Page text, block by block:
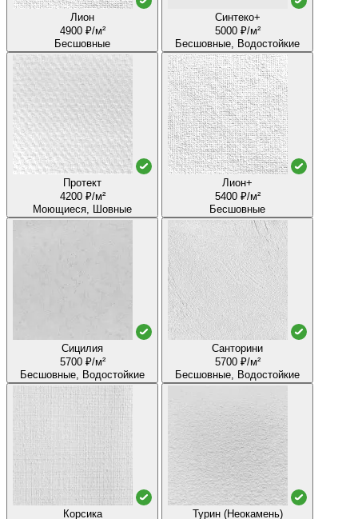
Лион
4900 ₽/м²
Бесшовные
Синтеко+
5000 ₽/м²
Бесшовные, Водостойкие
Протект
4200 ₽/м²
Моющиеся, Шовные
Лион+
5400 ₽/м²
Бесшовные
Сицилия
5700 ₽/м²
Бесшовные, Водостойкие
Санторини
5700 ₽/м²
Бесшовные, Водостойкие
Корсика
Турин (Неокамень)